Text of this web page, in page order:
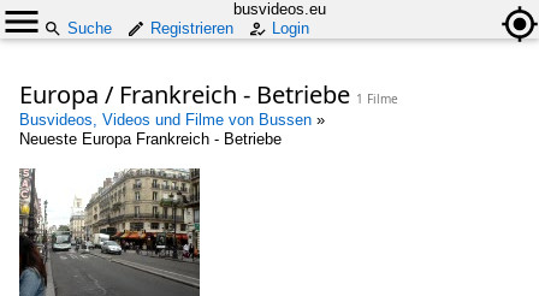
busvideos.eu
Suche
Registrieren Login
Europa / Frankreich - Betriebe 1 Filme
Busvideos, Videos und Filme von Bussen »
Neueste Europa Frankreich - Betriebe